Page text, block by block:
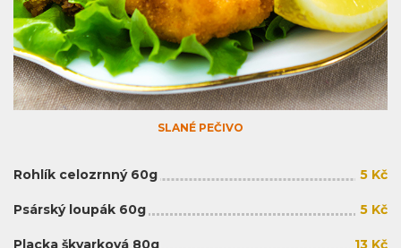
SLANÉ PEČIVO
Rohlík celozrnný 60g 5 Kč
Psárský loupák 60g 5 Kč
Placka škvarková 80g 13 Kč